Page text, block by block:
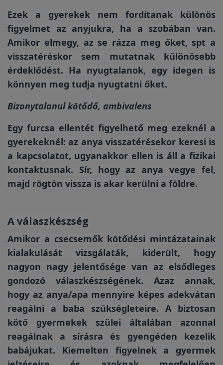
Ezek a gyerekek nem fordítanak különös
figyelmet az anyjukra, ha a szobában van.
Amikor elmegy, az se rázza meg őket, spt a
visszatéréskor sem mutatnak különösebb
érdeklődést. Ha nyugtalanok, egy idegen is
könnyen meg tudja nyugtatni őket.
Bizonytalanul kötődő, ambivalens
Egy furcsa ellentét figyelhető meg ezeknél a
gyerekeknél: az anya visszatérésekor keresi is
a kapcsolatot, ugyanakkor ellen is áll a fizikai
kontaktusnak. Sír, hogy az anya vegye fel,
majd rögtön vissza is akar kerülni a földre.
A válaszkészség
Amikor a csecsemők kötődési mintázatainak
kialakulását vizsgálaták, kiderült, hogy
nagyon nagy jelentősége van az elsődleges
gondozó válaszkészségének. Azaz annak,
hogy az anya/apa mennyire képes adekvátan
reagálni a baba szükségleteire. A biztosan
kötő gyermekek szülei általában azonnal
reagálnak a sírásra és gyengéden kezelik
babájukat. Kiemelten figyelnek a gyermek